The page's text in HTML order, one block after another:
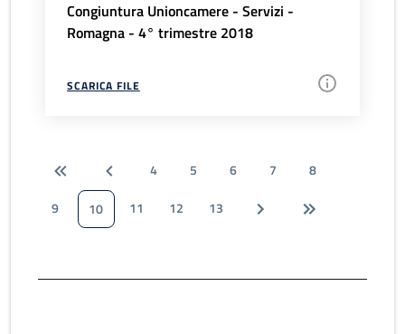
Congiuntura Unioncamere - Servizi -
Romagna - 4° trimestre 2018
SCARICA FILE
4 5 6 7
8
9
10 11 12 13